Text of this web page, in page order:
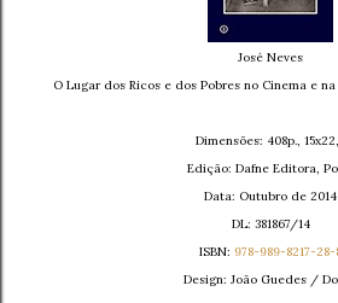
José Neves
O Lugar dos Ricos e dos Pobres no Cinema e
Dimensões: 408p.,
Edição: Dafne Editora,
Data: Outubro de 2014
DL: 381867/14
ISBN: 978-989-8217-28-
Design: João Guedes /